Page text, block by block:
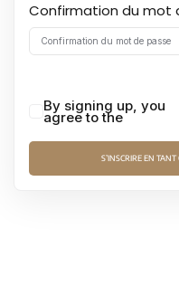
Confirmation du mot
By signing up, you
agree to the
S’INSCRIRE EN